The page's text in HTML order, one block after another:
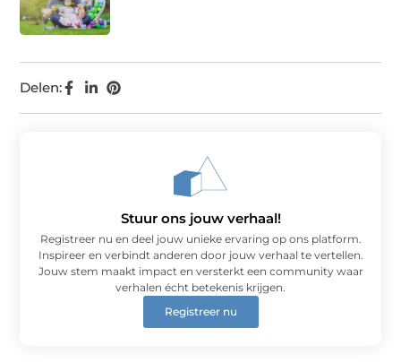
Delen:
Stuur ons jouw verhaal!
Registreer nu en deel jouw unieke ervaring op ons platform.
Inspireer en verbindt anderen door jouw verhaal te vertellen.
Jouw stem maakt impact en versterkt een community waar
verhalen écht betekenis krijgen.
Registreer nu